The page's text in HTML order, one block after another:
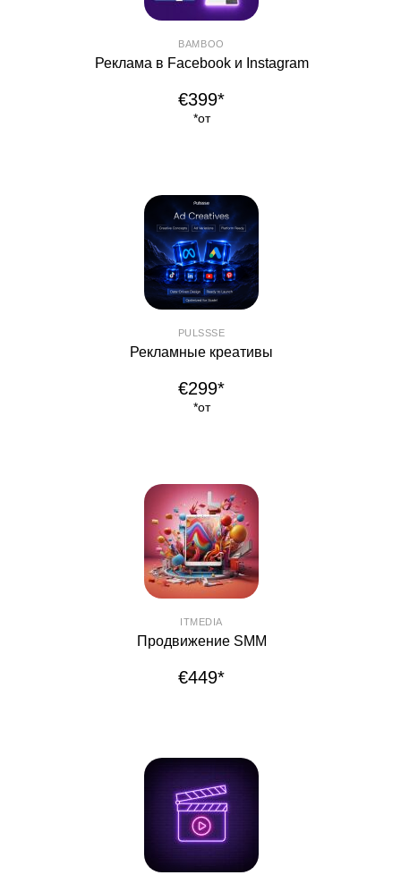
BAMBOO
Реклама в Facebook и Instagram
€399*
*от
PULSSSE
Рекламные креативы
€299*
*от
ITMEDIA
Продвижение SMM
€449*